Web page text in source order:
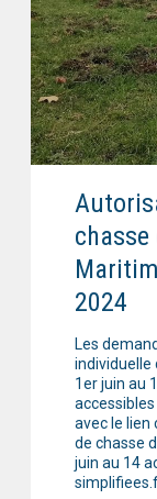
chasse
2024
Les
individuelle
1er juin au
avec le lien
de chasse
juin au 14